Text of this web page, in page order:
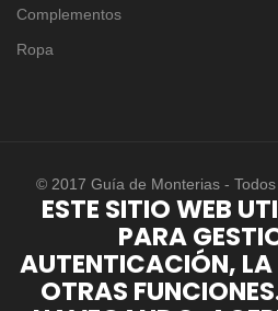
Complementos
Ropa
© 2017 Guía de Monterias -
ESTE SITIO WEB
PARA
AUTENTICACIÓN,
OTRAS